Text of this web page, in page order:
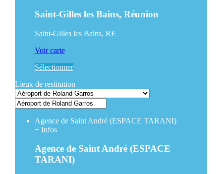
Saint-Gilles les Bains, Réunion
Saint-Gilles les Bains, RE
Voir carte
Sélectionner
Lieux de restitution
Agence de Saint André (ESPACE TARANI)
+Infos
Agence de Saint André (ESPACE
TARANI)